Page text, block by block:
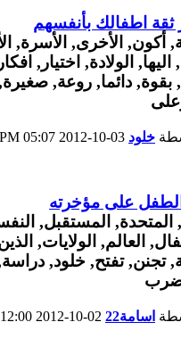
خلود
05:07 PM
على مؤخرته
اسامة22
12:00 AM